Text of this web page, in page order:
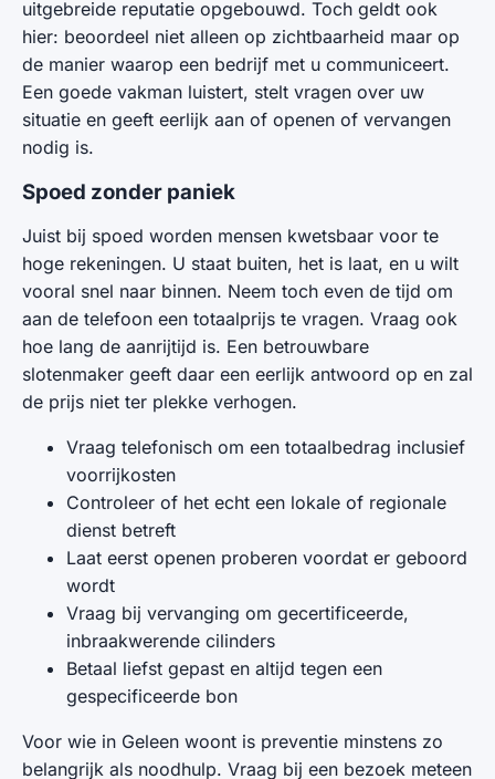
uitgebreide reputatie opgebouwd. Toch geldt ook
hier: beoordeel niet alleen op zichtbaarheid maar op
de manier waarop een bedrijf met u communiceert.
Een goede vakman luistert, stelt vragen over uw
situatie en geeft eerlijk aan of openen of vervangen
nodig is.
Spoed zonder paniek
Juist bij spoed worden mensen kwetsbaar voor te
hoge rekeningen. U staat buiten, het is laat, en u wilt
vooral snel naar binnen. Neem toch even de tijd om
aan de telefoon een totaalprijs te vragen. Vraag ook
hoe lang de aanrijtijd is. Een betrouwbare
slotenmaker geeft daar een eerlijk antwoord op en zal
de prijs niet ter plekke verhogen.
Vraag telefonisch om een totaalbedrag inclusief
voorrijkosten
Controleer of het echt een lokale of regionale
dienst betreft
Laat eerst openen proberen voordat er geboord
wordt
Vraag bij vervanging om gecertificeerde,
inbraakwerende cilinders
Betaal liefst gepast en altijd tegen een
gespecificeerde bon
Voor wie in Geleen woont is preventie minstens zo
belangrijk als noodhulp. Vraag bij een bezoek meteen